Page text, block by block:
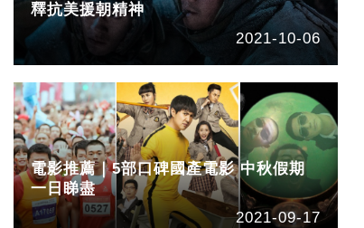
釋抗美援朝精神
2021-10-06
電影推薦｜5部口碑國產電影 中秋假期
一日睇盡
2021-09-17